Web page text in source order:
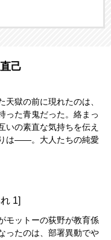
己
天獄の前に現れたのは、
った青鬼だった。絡まっ
いの素直な気持ちを伝え
は――。大人たちの純愛
1]
モットーの荻野が教育係
ったのは、部署異動でや